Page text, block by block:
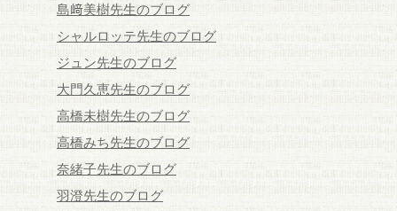
島﨑美樹先生のブログ
シャルロッテ先生のブログ
ジュン先生のブログ
大門久恵先生のブログ
高橋未樹先生のブログ
高橋みち先生のブログ
奈緒子先生のブログ
羽澄先生のブログ